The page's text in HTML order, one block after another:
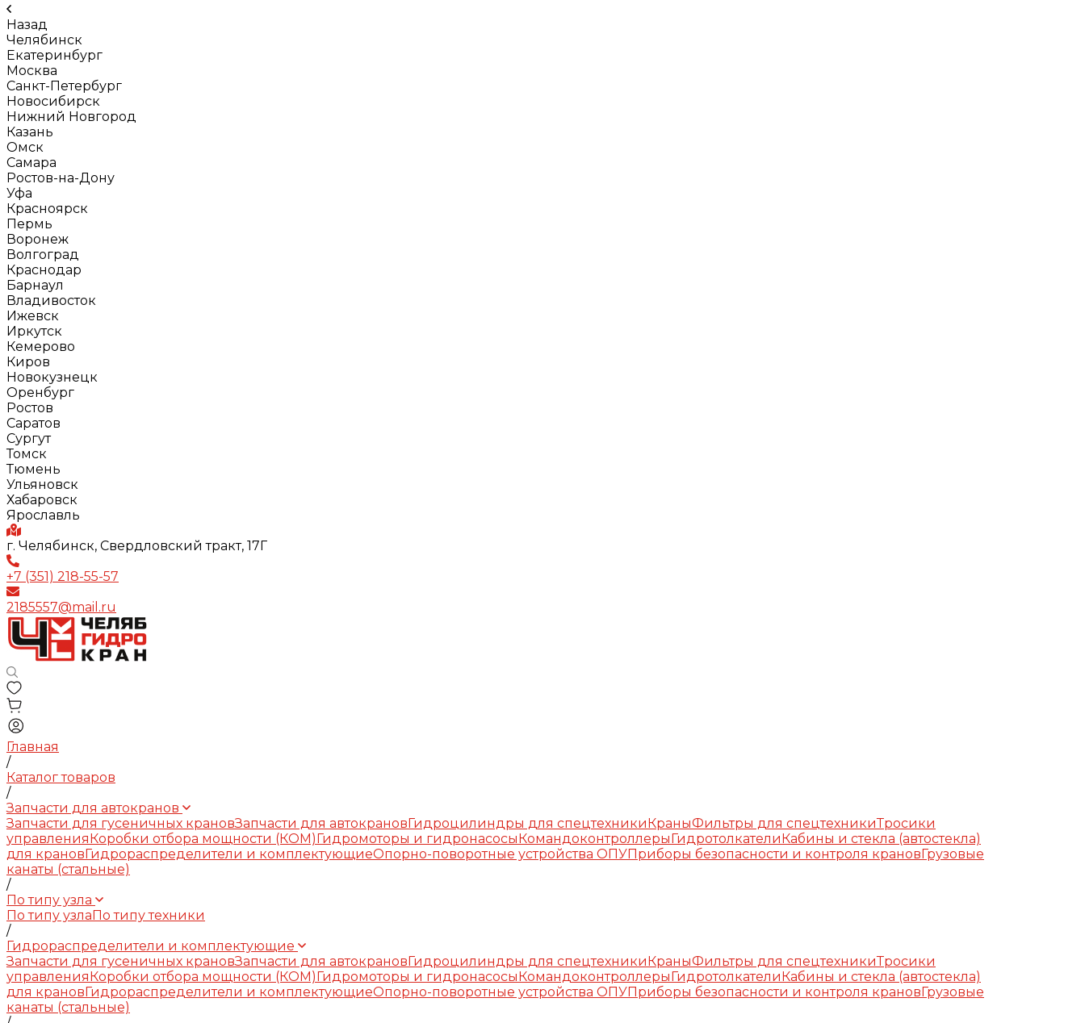
Назад
Челябинск
Екатеринбург
Москва
Санкт-Петербург
Новосибирск
Нижний Новгород
Казань
Омск
Самара
Ростов-на-Дону
Уфа
Красноярск
Пермь
Воронеж
Волгоград
Краснодар
Барнаул
Владивосток
Ижевск
Иркутск
Кемерово
Киров
Новокузнецк
Оренбург
Ростов
Саратов
Сургут
Томск
Тюмень
Ульяновск
Хабаровск
Ярославль
г. Челябинск, Свердловский тракт, 17Г
+7 (351) 218-55-57
2185557@mail.ru
Главная
/
Каталог товаров
/
Запчасти для автокранов
Запчасти для гусеничных крановЗапчасти для автокрановГидроцилиндры для спецтехникиКраныФильтры для спецтехникиТросики
управленияКоробки отбора мощности (КОМ)Гидромоторы и гидронасосыКомандоконтроллерыГидротолкателиКабины и стекла (автостекла)
для крановГидрораспределители и комплектующиеОпорно-поворотные устройства ОПУПриборы безопасности и контроля крановГрузовые
канаты (стальные)
/
По типу узла
По типу узлаПо типу техники
/
Гидрораспределители и комплектующие
Запчасти для гусеничных крановЗапчасти для автокрановГидроцилиндры для спецтехникиКраныФильтры для спецтехникиТросики
управленияКоробки отбора мощности (КОМ)Гидромоторы и гидронасосыКомандоконтроллерыГидротолкателиКабины и стекла (автостекла)
для крановГидрораспределители и комплектующиеОпорно-поворотные устройства ОПУПриборы безопасности и контроля крановГрузовые
канаты (стальные)